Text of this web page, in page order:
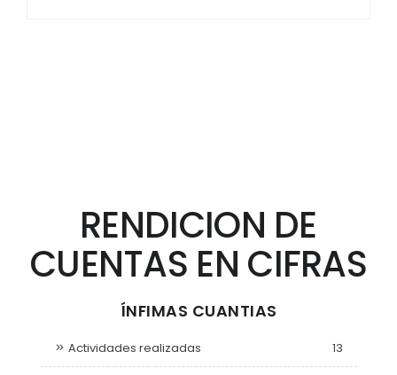
RENDICION DE
CUENTAS EN CIFRAS
ÍNFIMAS CUANTIAS
Actividades realizadas 13